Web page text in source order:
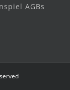
AGBs